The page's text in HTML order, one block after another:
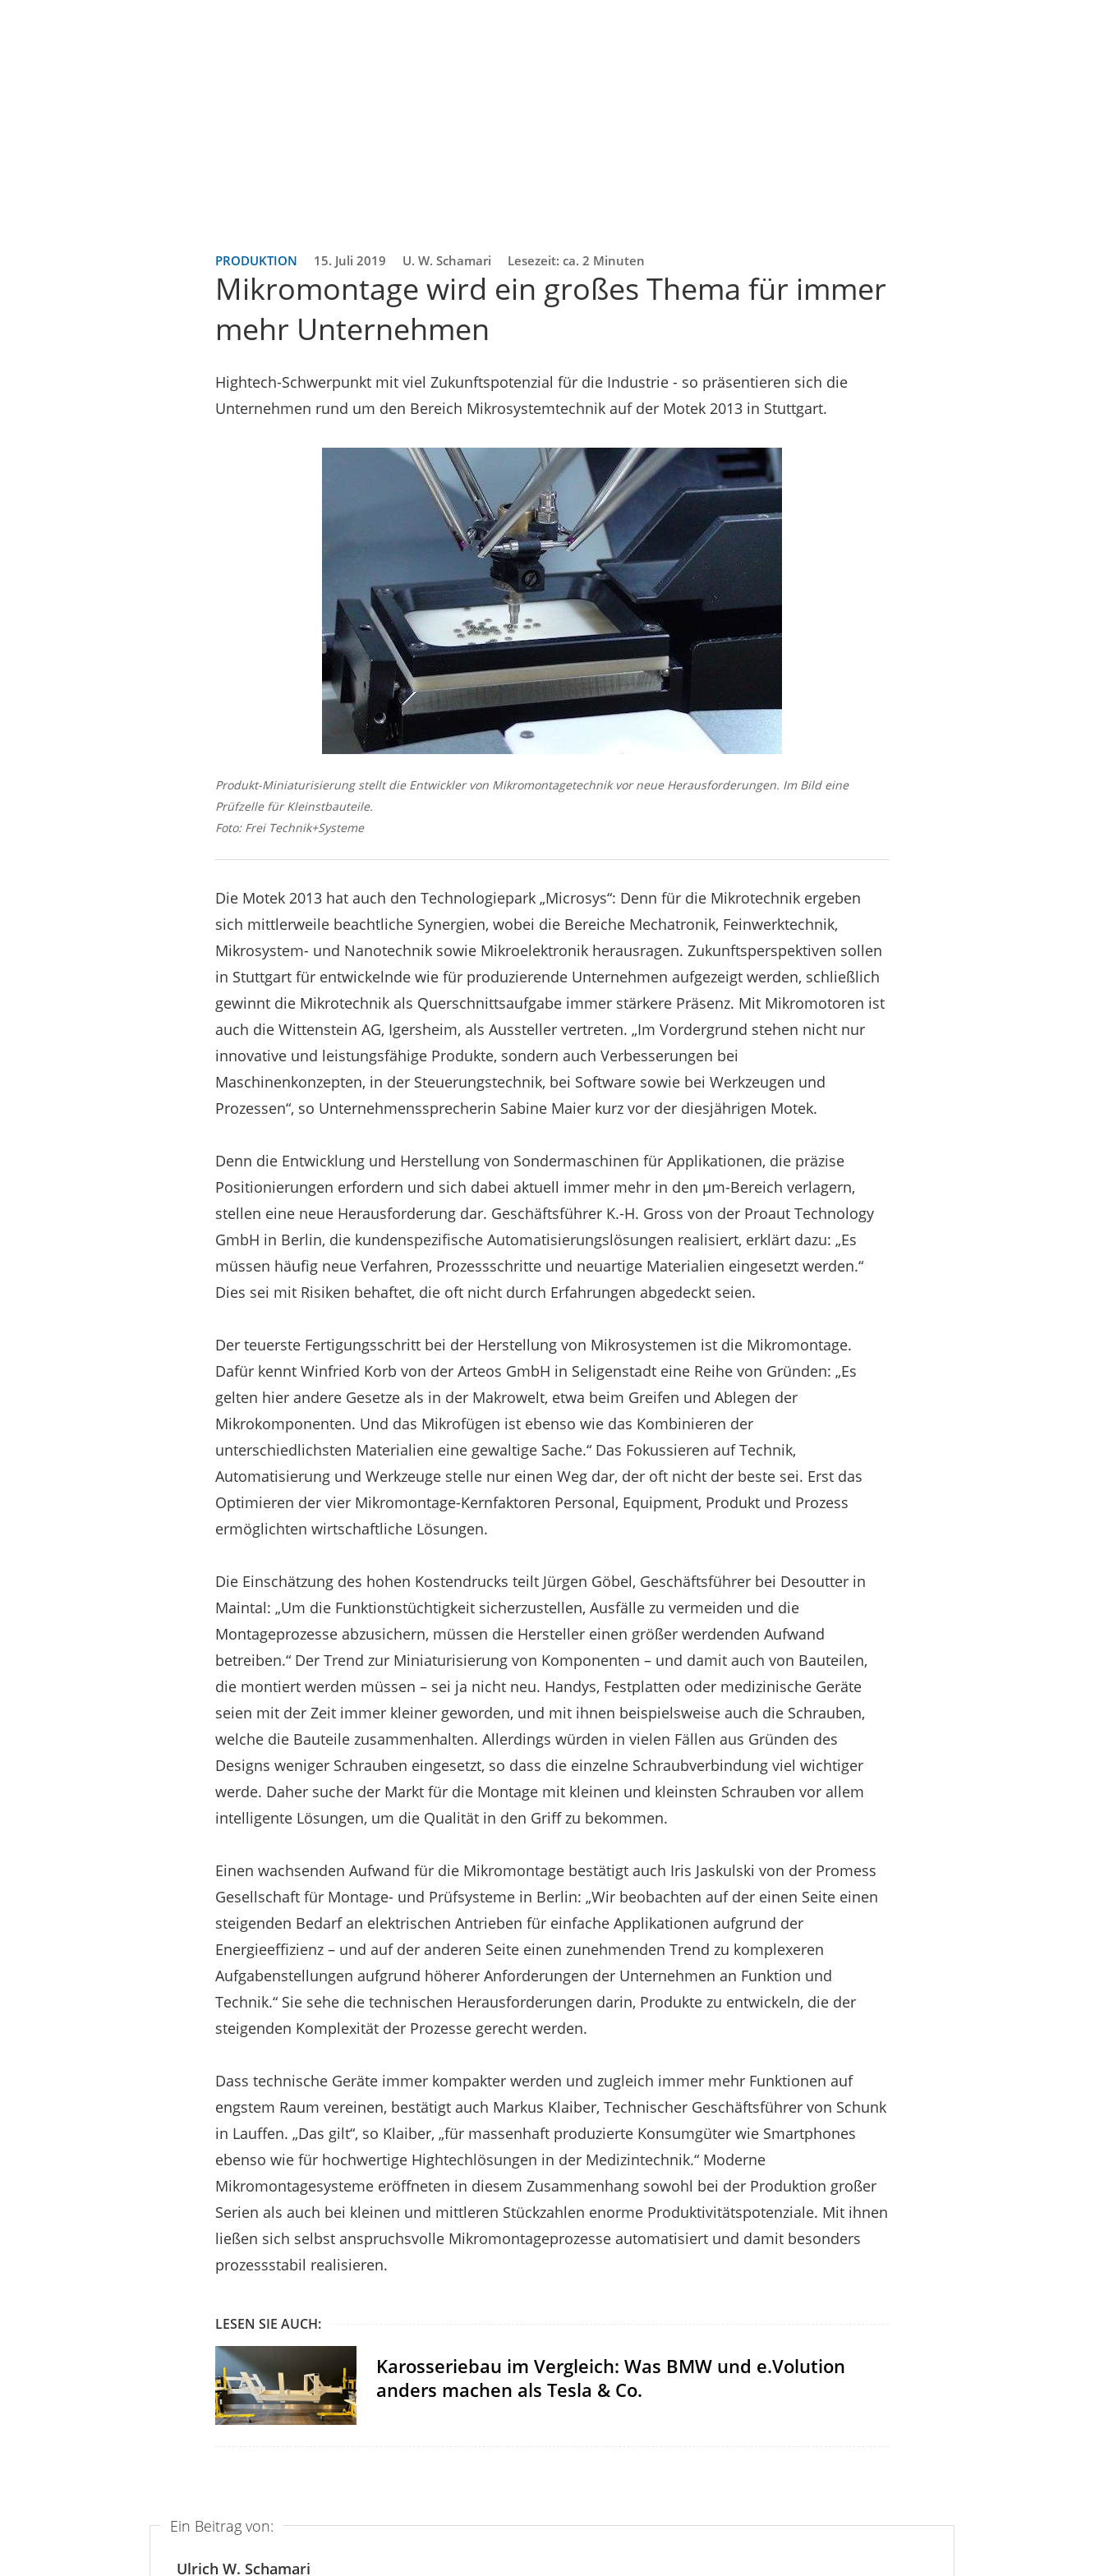
PRODUKTION 15. Juli 2019 U. W. Schamari Lesezeit: ca. 2 Minuten
Mikromontage wird ein großes Thema für immer
mehr Unternehmen
Hightech-Schwerpunkt mit viel Zukunftspotenzial für die Industrie - so präsentieren sich die
Unternehmen rund um den Bereich Mikrosystemtechnik auf der Motek 2013 in Stuttgart.
Produkt-Miniaturisierung stellt die Entwickler von Mikromontagetechnik vor neue Herausforderungen. Im Bild eine
Prüfzelle für Kleinstbauteile.
Foto: Frei Technik+Systeme
Die Motek 2013 hat auch den Technologiepark „Microsys“: Denn für die Mikrotechnik ergeben
sich mittlerweile beachtliche Synergien, wobei die Bereiche Mechatronik, Feinwerktechnik,
Mikrosystem- und Nanotechnik sowie Mikroelektronik herausragen. Zukunftsperspektiven sollen
in Stuttgart für entwickelnde wie für produzierende Unternehmen aufgezeigt werden, schließlich
gewinnt die Mikrotechnik als Querschnittsaufgabe immer stärkere Präsenz. Mit Mikromotoren ist
auch die Wittenstein AG, Igersheim, als Aussteller vertreten. „Im Vordergrund stehen nicht nur
innovative und leistungsfähige Produkte, sondern auch Verbesserungen bei
Maschinenkonzepten, in der Steuerungstechnik, bei Software sowie bei Werkzeugen und
Prozessen“, so Unternehmenssprecherin Sabine Maier kurz vor der diesjährigen Motek.
Denn die Entwicklung und Herstellung von Sondermaschinen für Applikationen, die präzise
Positionierungen erfordern und sich dabei aktuell immer mehr in den µm-Bereich verlagern,
stellen eine neue Herausforderung dar. Geschäftsführer K.-H. Gross von der Proaut Technology
GmbH in Berlin, die kundenspezifische Automatisierungslösungen realisiert, erklärt dazu: „Es
müssen häufig neue Verfahren, Prozessschritte und neuartige Materialien eingesetzt werden.“
Dies sei mit Risiken behaftet, die oft nicht durch Erfahrungen abgedeckt seien.
Der teuerste Fertigungsschritt bei der Herstellung von Mikrosystemen ist die Mikromontage.
Dafür kennt Winfried Korb von der Arteos GmbH in Seligenstadt eine Reihe von Gründen: „Es
gelten hier andere Gesetze als in der Makrowelt, etwa beim Greifen und Ablegen der
Mikrokomponenten. Und das Mikrofügen ist ebenso wie das Kombinieren der
unterschiedlichsten Materialien eine gewaltige Sache.“ Das Fokussieren auf Technik,
Automatisierung und Werkzeuge stelle nur einen Weg dar, der oft nicht der beste sei. Erst das
Optimieren der vier Mikromontage-Kernfaktoren Personal, Equipment, Produkt und Prozess
ermöglichten wirtschaftliche Lösungen.
Die Einschätzung des hohen Kostendrucks teilt Jürgen Göbel, Geschäftsführer bei Desoutter in
Maintal: „Um die Funktionstüchtigkeit sicherzustellen, Ausfälle zu vermeiden und die
Montageprozesse abzusichern, müssen die Hersteller einen größer werdenden Aufwand
betreiben.“ Der Trend zur Miniaturisierung von Komponenten – und damit auch von Bauteilen,
die montiert werden müssen – sei ja nicht neu. Handys, Festplatten oder medizinische Geräte
seien mit der Zeit immer kleiner geworden, und mit ihnen beispielsweise auch die Schrauben,
welche die Bauteile zusammenhalten. Allerdings würden in vielen Fällen aus Gründen des
Designs weniger Schrauben eingesetzt, so dass die einzelne Schraubverbindung viel wichtiger
werde. Daher suche der Markt für die Montage mit kleinen und kleinsten Schrauben vor allem
intelligente Lösungen, um die Qualität in den Griff zu bekommen.
Einen wachsenden Aufwand für die Mikromontage bestätigt auch Iris Jaskulski von der Promess
Gesellschaft für Montage- und Prüfsysteme in Berlin: „Wir beobachten auf der einen Seite einen
steigenden Bedarf an elektrischen Antrieben für einfache Applikationen aufgrund der
Energieeffizienz – und auf der anderen Seite einen zunehmenden Trend zu komplexeren
Aufgabenstellungen aufgrund höherer Anforderungen der Unternehmen an Funktion und
Technik.“ Sie sehe die technischen Herausforderungen darin, Produkte zu entwickeln, die der
steigenden Komplexität der Prozesse gerecht werden.
Dass technische Geräte immer kompakter werden und zugleich immer mehr Funktionen auf
engstem Raum vereinen, bestätigt auch Markus Klaiber, Technischer Geschäftsführer von Schunk
in Lauffen. „Das gilt“, so Klaiber, „für massenhaft produzierte Konsumgüter wie Smartphones
ebenso wie für hochwertige Hightechlösungen in der Medizintechnik.“ Moderne
Mikromontagesysteme eröffneten in diesem Zusammenhang sowohl bei der Produktion großer
Serien als auch bei kleinen und mittleren Stückzahlen enorme Produktivitätspotenziale. Mit ihnen
ließen sich selbst anspruchsvolle Mikromontageprozesse automatisiert und damit besonders
prozessstabil realisieren.
LESEN SIE AUCH:
Karosseriebau im Vergleich: Was BMW und e.Volution
anders machen als Tesla & Co.
Ein Beitrag von:
Ulrich W. Schamari